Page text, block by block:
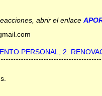
abrir el enlace
PERSONAL, 2.